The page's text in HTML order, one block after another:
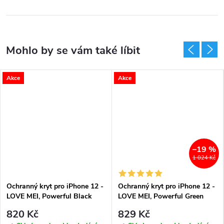
Akce
Ochranný kryt pro iPhone 12 -
LOVE MEI, Powerful Black
820 Kč
Akce
1 024 Kč
–19 %
Ochranný kryt pro iPhone 12 -
LOVE MEI, Powerful Green
829 Kč